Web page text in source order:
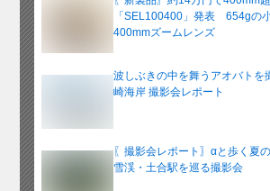
ブ
「SEL100400」発表 654gの
400mmズームレンズ
波しぶきの中を舞うアオバト
崎海岸 撮影会レポート
〖撮影会レポート〗αと歩く夏
雪渓・土合駅を巡る撮影会